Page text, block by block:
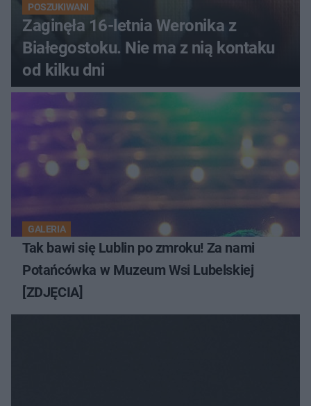
POSZUKIWANI
Zaginęła 16-letnia Weronika z
Białegostoku. Nie ma z nią kontaku
od kilku dni
GALERIA
Tak bawi się Lublin po zmroku! Za nami
Potańcówka w Muzeum Wsi Lubelskiej
[ZDJĘCIA]